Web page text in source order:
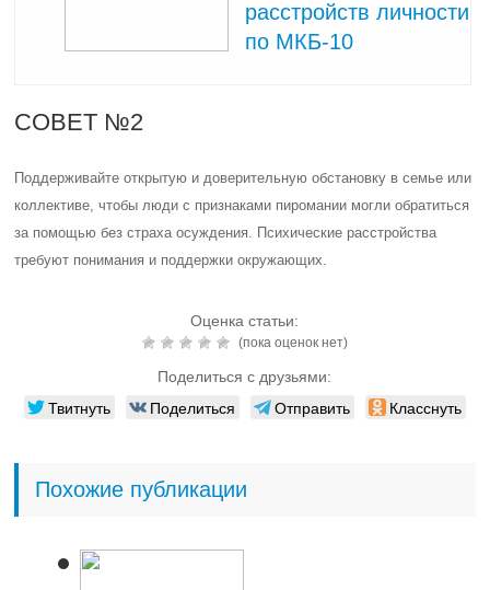
расстройств личности
по МКБ-10
СОВЕТ №2
Поддерживайте открытую и доверительную обстановку в семье или
коллективе, чтобы люди с признаками пиромании могли обратиться
за помощью без страха осуждения. Психические расстройства
требуют понимания и поддержки окружающих.
Оценка статьи:
(пока оценок нет)
Поделиться с друзьями:
Твитнуть Поделиться Отправить Класснуть
Похожие публикации